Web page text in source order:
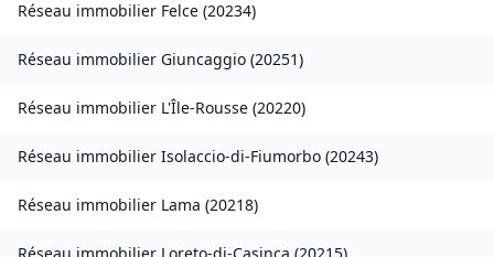
Réseau immobilier Felce (20234)
Réseau immobilier Giuncaggio (20251)
Réseau immobilier L'Île-Rousse (20220)
Réseau immobilier Isolaccio-di-Fiumorbo (20243)
Réseau immobilier Lama (20218)